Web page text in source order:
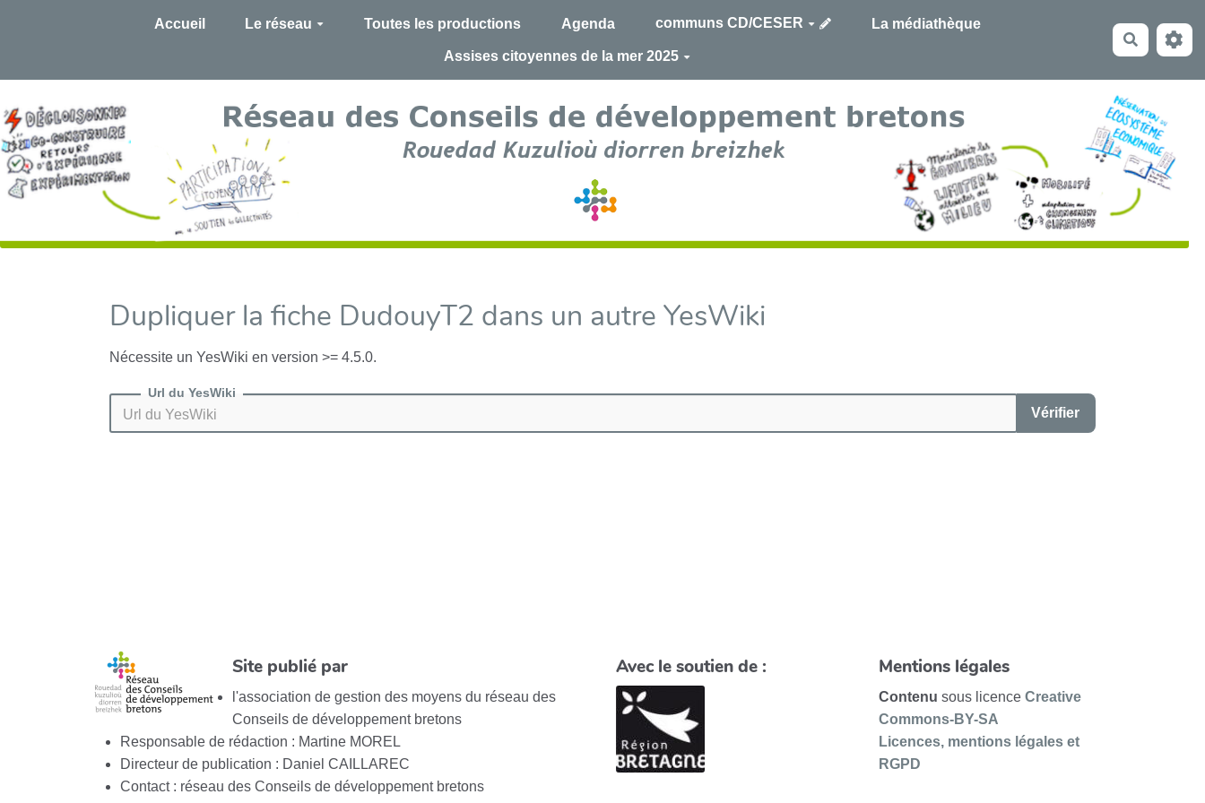
Accueil Le réseau Toutes les productions Agenda communs CD/CESER La médiathèque
Assises citoyennes de la mer 2025
Dupliquer la fiche DudouyT2 dans un autre YesWiki
Nécessite un YesWiki en version >= 4.5.0.
Url du YesWiki
Vérifier
Site publié par
l'association de gestion des moyens du réseau des
Conseils de développement bretons
Responsable de rédaction : Martine MOREL
Directeur de publication : Daniel CAILLAREC
Contact : réseau des Conseils de développement bretons
Avec le soutien de : Mentions légales
Contenu sous licence Creative
Commons-BY-SA
Licences, mentions légales et
RGPD